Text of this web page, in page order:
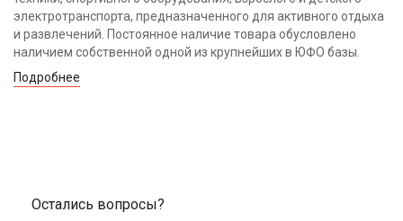
электротранспорта, предназначенного для активного отдыха
и развлечений. Постоянное наличие товара обусловлено
наличием собственной одной из крупнейших в ЮФО базы.
Подробнее
Остались вопросы?